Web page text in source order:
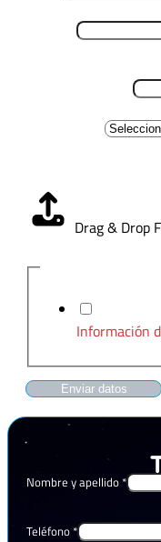
Drag & Drop
Información
Enviar datos
Nombre y apellido *
Teléfono *